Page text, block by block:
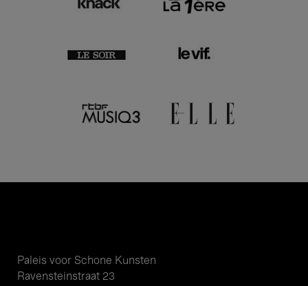
Paleis voor Schone Kunsten
Ravensteinstraat 23